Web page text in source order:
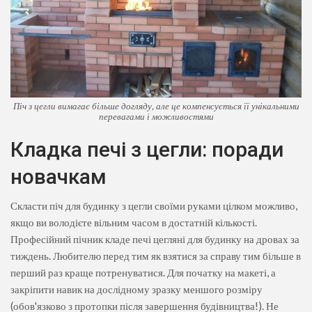
Піч з цегли вимагає більше догляду, але це компенсується її унікальними
перевагами і можливостями
Кладка печі з цегли: поради
новачкам
Скласти піч для будинку з цегли своїми руками цілком можливо,
якщо ви володієте вільним часом в достатній кількості.
Професійний пічник кладе печі цегляні для будинку на дровах за
тиждень. Любителю перед тим як взятися за справу тим більше в
перший раз краще потренуватися. Для початку на макеті, а
закріпити навик на дослідному зразку меншого розміру
(обов'язково з протопки після завершення будівництва!). Не